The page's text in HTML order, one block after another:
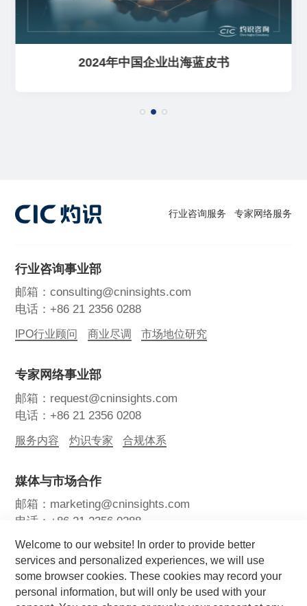
2024年中国企业出海蓝皮书
Welcome to our website! In order to provide better
services and personalized experiences, we will use
some browser cookies. These cookies may record your
personal information, but will only be used with your
行业咨询服务 专家网络服务
行业咨询事业部
邮箱：consulting@cninsights.com
电话：+86 21 2356 0288
IPO行业顾问 商业尽调 市场地位研究
专家网络事业部
邮箱：request@cninsights.com
电话：+86 21 2356 0208
服务内容 灼识专家 合规体系
媒体与市场合作
邮箱：marketing@cninsights.com
电话：+86 21 2356 0288
灼耀峰会 报告洞察 新闻中心
关注我们